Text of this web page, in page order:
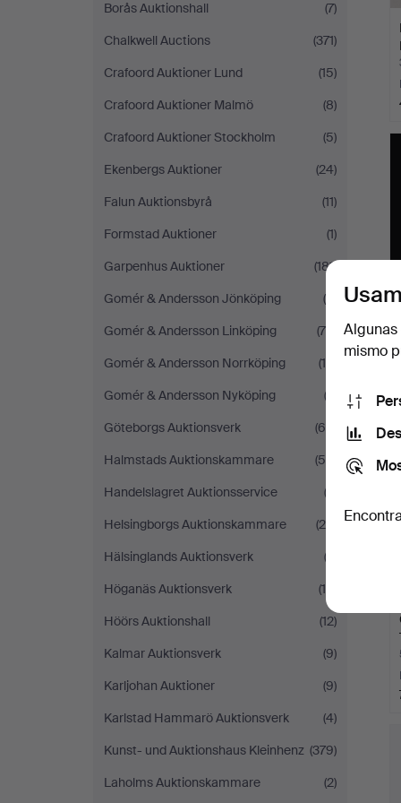
Borås Auktionshall
(7)
Chalkwell Auctions
(371)
Crafoord Auktioner Lund
(15)
Crafoord Auktioner Malmö
(8)
Crafoord Auktioner Stockholm
(5)
Ekenbergs Auktioner
(24)
Falun Auktionsbyrå
(11)
Formstad Auktioner
(1)
Garpenhus Auktioner
(181)
Gomér & Andersson Jönköping
(8)
Gomér & Andersson Linköping
(75)
Gomér & Andersson Norrköping
(10)
Gomér & Andersson Nyköping
(2)
Göteborgs Auktionsverk
(60)
Halmstads Auktionskammare
(59)
Handelslagret Auktionsservice
(2)
Helsingborgs Auktionskammare
(20)
Hälsinglands Auktionsverk
(2)
Höganäs Auktionsverk
(14)
Höörs Auktionshall
(12)
Kalmar Auktionsverk
(9)
Karljohan Auktioner
(9)
Karlstad Hammarö Auktionsverk
(4)
Kunst- und Auktionshaus Kleinhenz (379)
Laholms Auktionskammare
(2)
Algunas
mismo